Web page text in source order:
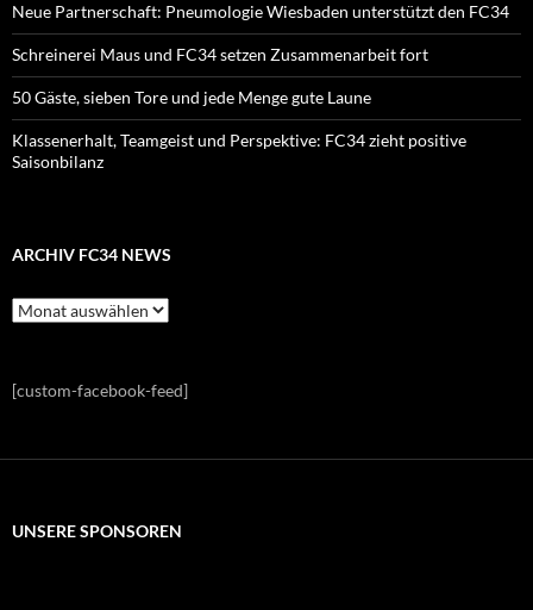
Neue Partnerschaft: Pneumologie Wiesbaden unterstützt den FC34
Schreinerei Maus und FC34 setzen Zusammenarbeit fort
50 Gäste, sieben Tore und jede Menge gute Laune
Klassenerhalt, Teamgeist und Perspektive: FC34 zieht positive
Saisonbilanz
ARCHIV FC34 NEWS
Archiv
FC34
[custom-facebook-feed]
UNSERE SPONSOREN